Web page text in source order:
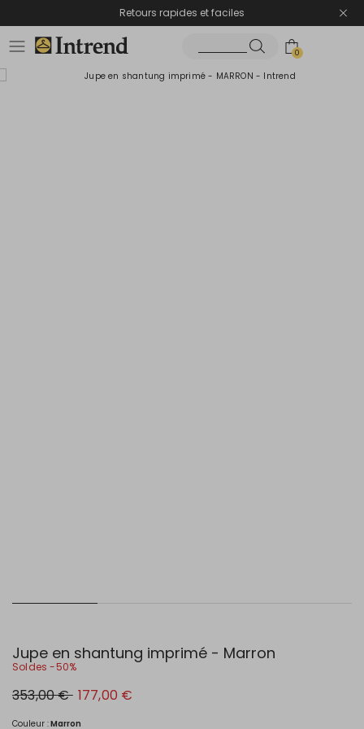
Retours rapides et faciles
0
Jupe en shantung imprimé - Marron
Soldes -50%
Prix
original
€
353,00 € Nouveau
prix
€
177,00 €
Couleur :Marron